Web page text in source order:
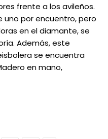
frente a los avileños.
uno por encuentro, pero
en el diamante, se
Además, este
se encuentra
en mano,